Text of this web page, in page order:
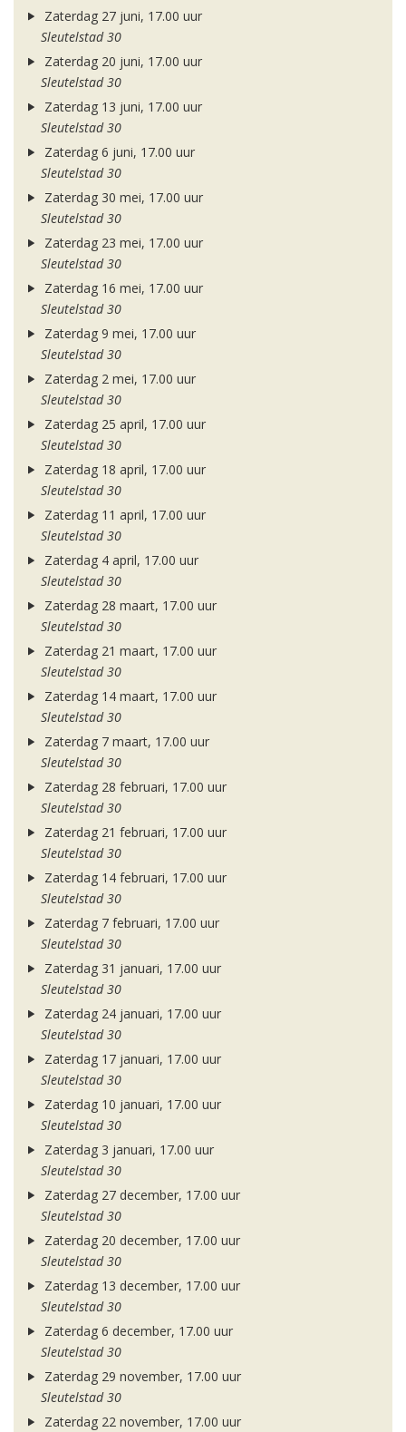
Zaterdag 27 juni, 17.00 uur
Sleutelstad 30
Zaterdag 20 juni, 17.00 uur
Sleutelstad 30
Zaterdag 13 juni, 17.00 uur
Sleutelstad 30
Zaterdag 6 juni, 17.00 uur
Sleutelstad 30
Zaterdag 30 mei, 17.00 uur
Sleutelstad 30
Zaterdag 23 mei, 17.00 uur
Sleutelstad 30
Zaterdag 16 mei, 17.00 uur
Sleutelstad 30
Zaterdag 9 mei, 17.00 uur
Sleutelstad 30
Zaterdag 2 mei, 17.00 uur
Sleutelstad 30
Zaterdag 25 april, 17.00 uur
Sleutelstad 30
Zaterdag 18 april, 17.00 uur
Sleutelstad 30
Zaterdag 11 april, 17.00 uur
Sleutelstad 30
Zaterdag 4 april, 17.00 uur
Sleutelstad 30
Zaterdag 28 maart, 17.00 uur
Sleutelstad 30
Zaterdag 21 maart, 17.00 uur
Sleutelstad 30
Zaterdag 14 maart, 17.00 uur
Sleutelstad 30
Zaterdag 7 maart, 17.00 uur
Sleutelstad 30
Zaterdag 28 februari, 17.00 uur
Sleutelstad 30
Zaterdag 21 februari, 17.00 uur
Sleutelstad 30
Zaterdag 14 februari, 17.00 uur
Sleutelstad 30
Zaterdag 7 februari, 17.00 uur
Sleutelstad 30
Zaterdag 31 januari, 17.00 uur
Sleutelstad 30
Zaterdag 24 januari, 17.00 uur
Sleutelstad 30
Zaterdag 17 januari, 17.00 uur
Sleutelstad 30
Zaterdag 10 januari, 17.00 uur
Sleutelstad 30
Zaterdag 3 januari, 17.00 uur
Sleutelstad 30
Zaterdag 27 december, 17.00 uur
Sleutelstad 30
Zaterdag 20 december, 17.00 uur
Sleutelstad 30
Zaterdag 13 december, 17.00 uur
Sleutelstad 30
Zaterdag 6 december, 17.00 uur
Sleutelstad 30
Zaterdag 29 november, 17.00 uur
Sleutelstad 30
Zaterdag 22 november, 17.00 uur